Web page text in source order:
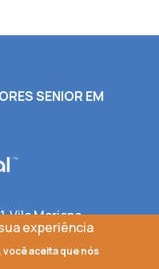
Vila Mariana
070
SENIOR EM
experiência
você aceita que nós